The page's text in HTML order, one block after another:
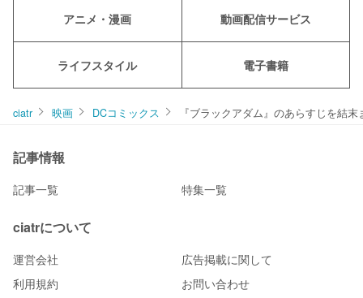
アニメ・漫画 動画配信サービス
ライフスタイル 電子書籍
ciatr 映画 DCコミックス 『ブラックアダム』のあらすじを結
記事情報
記事一覧 特集一覧
ciatrについて
運営会社
広告掲載に関して
利用規約
お問い合わせ